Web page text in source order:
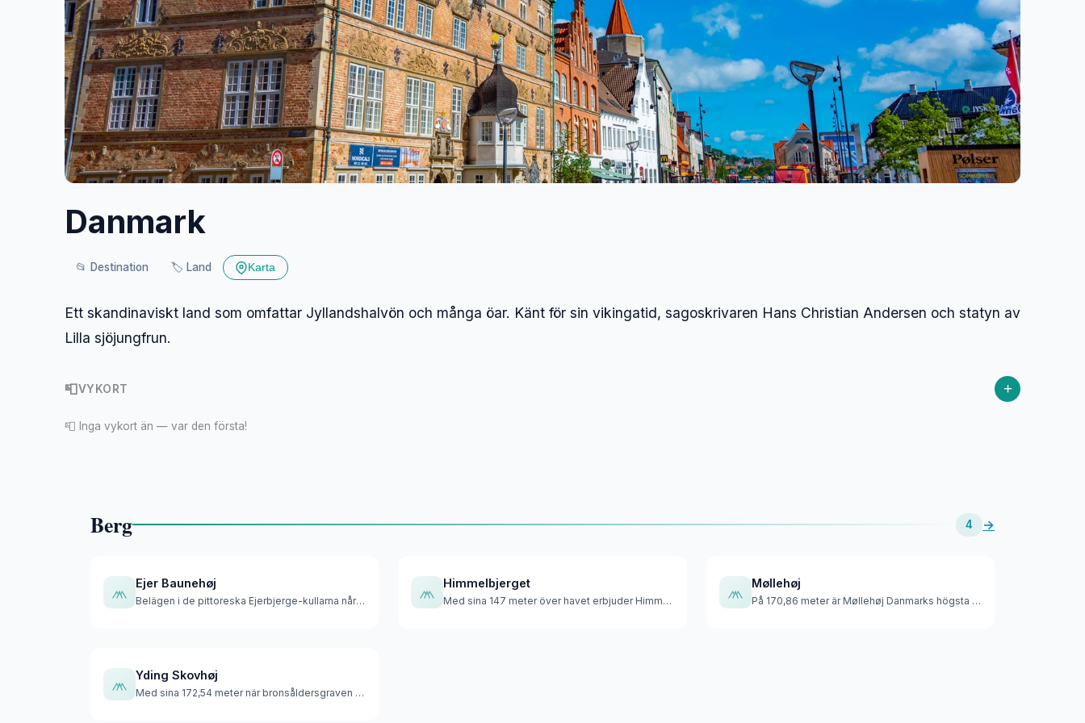
Danmark
📂 Destination 🏷️ Land Karta
Ett skandinaviskt land som omfattar Jyllandshalvön och många öar. Känt för sin vikingatid, sagoskrivaren Hans Christian Andersen och statyn av
Lilla sjöjungfrun.
📮VYKORT +
📮 Inga vykort än — var den första!
Berg 4 →
Ejer Baunehøj
Belägen i de pittoreska Ejerbjerge-kullarna når Ejer Baunehö…
Himmelbjerget
Med sina 147 meter över havet erbjuder Himmelbjerget eller '…
Møllehøj
På 170,86 meter är Møllehøj Danmarks högsta naturliga punkt,…
Yding Skovhøj
Med sina 172,54 meter när bronsåldersgraven inkluderas är Yd…